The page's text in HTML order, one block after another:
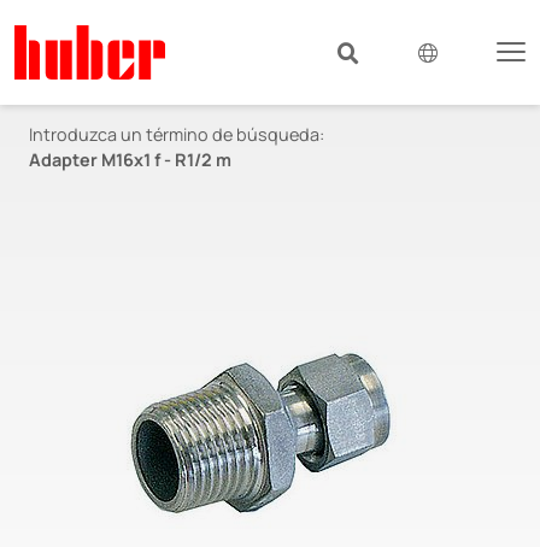
Introduzca un término de búsqueda:
Adapter M16x1 f - R1/2 m